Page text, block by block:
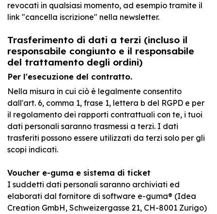
revocati in qualsiasi momento, ad esempio tramite il
link "cancella iscrizione" nella newsletter.
Trasferimento di dati a terzi (incluso il
responsabile congiunto e il responsabile
del trattamento degli ordini)
Per l'esecuzione del contratto.
Nella misura in cui ciò è legalmente consentito
dall'art. 6, comma 1, frase 1, lettera b del RGPD e per
il regolamento dei rapporti contrattuali con te, i tuoi
dati personali saranno trasmessi a terzi. I dati
trasferiti possono essere utilizzati da terzi solo per gli
scopi indicati.
Voucher e-guma e sistema di ticket
I suddetti dati personali saranno archiviati ed
elaborati dal fornitore di software e-guma® (Idea
Creation GmbH, Schweizergasse 21, CH-8001 Zurigo)